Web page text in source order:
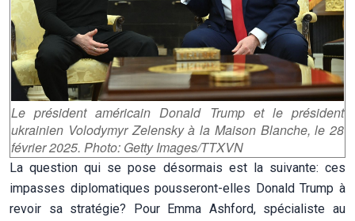
Le président américain Donald Trump et le président
ukrainien Volodymyr Zelensky à la Maison Blanche, le 28
février 2025. Photo: Getty Images/TTXVN
La question qui se pose désormais est la suivante: ces
impasses diplomatiques pousseront-elles Donald Trump à
revoir sa stratégie? Pour Emma Ashford, spécialiste au